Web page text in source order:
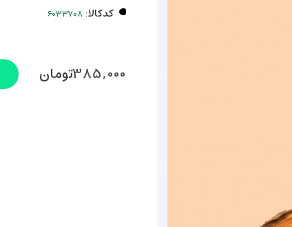
کدکالا:
385,000تومان